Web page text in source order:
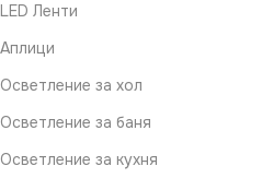
LED Ленти
Аплици
Осветление за хол
Осветление за баня
Осветление за кухня